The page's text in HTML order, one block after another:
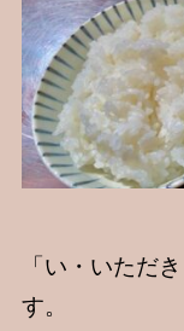
「い・いただ
す。